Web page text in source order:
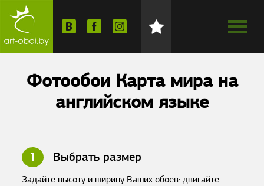
Фотообои Карта мира на
английском языке
1 Выбрать размер
Задайте высоту и ширину Ваших обоев: двигайте